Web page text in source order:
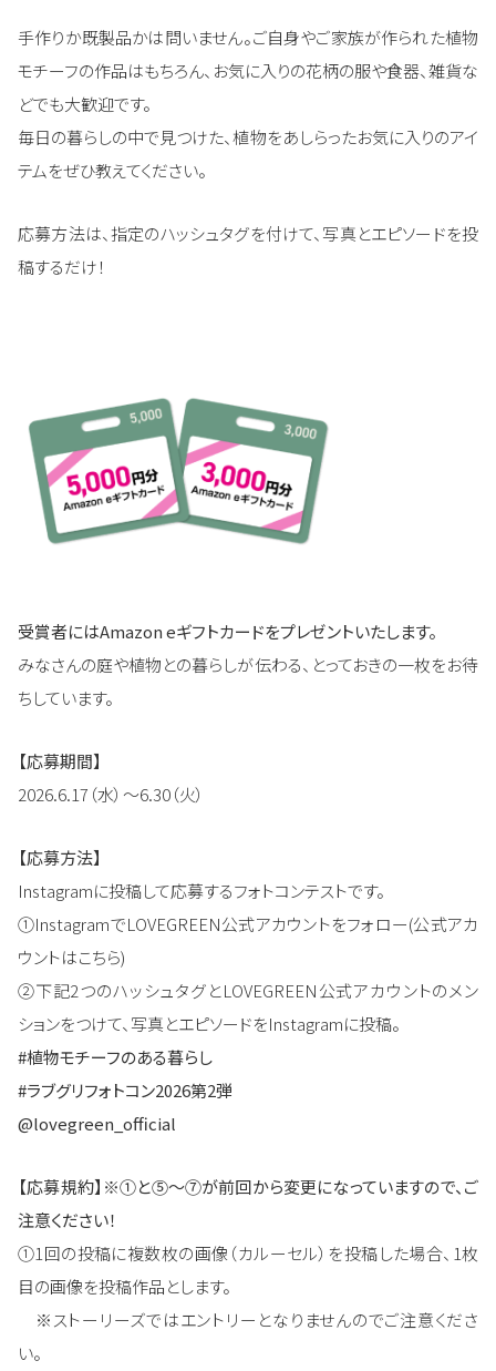
手作りか既製品かは問いません。ご自身やご家族が作られた植物
モチーフの作品はもちろん、お気に入りの花柄の服や食器、雑貨な
どでも大歓迎です。
毎日の暮らしの中で見つけた、植物をあしらったお気に入りのアイ
テムをぜひ教えてください。
応募方法は、指定のハッシュタグを付けて、写真とエピソードを投
稿するだけ！
受賞者にはAmazon eギフトカードをプレゼントいたします。
みなさんの庭や植物との暮らしが伝わる、とっておきの一枚をお待
ちしています。
【応募期間】
2026.6.17（水）～6.30（火）
【応募方法】
Instagramに投稿して応募するフォトコンテストです。
①InstagramでLOVEGREEN公式アカウントをフォロー(公式アカ
ウントはこちら)
②下記2つのハッシュタグとLOVEGREEN公式アカウントのメン
ションをつけて、写真とエピソードをInstagramに投稿。
#植物モチーフのある暮らし
#ラブグリフォトコン2026第2弾
@lovegreen_official
【応募規約】※①と⑤～⑦が前回から変更になっていますので、ご
注意ください！
①1回の投稿に複数枚の画像（カルーセル）を投稿した場合、1枚
目の画像を投稿作品とします。
※ストーリーズではエントリーとなりませんのでご注意くださ
い。